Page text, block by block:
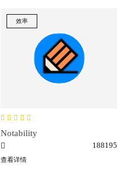
效率
Notability
188195
查看详情